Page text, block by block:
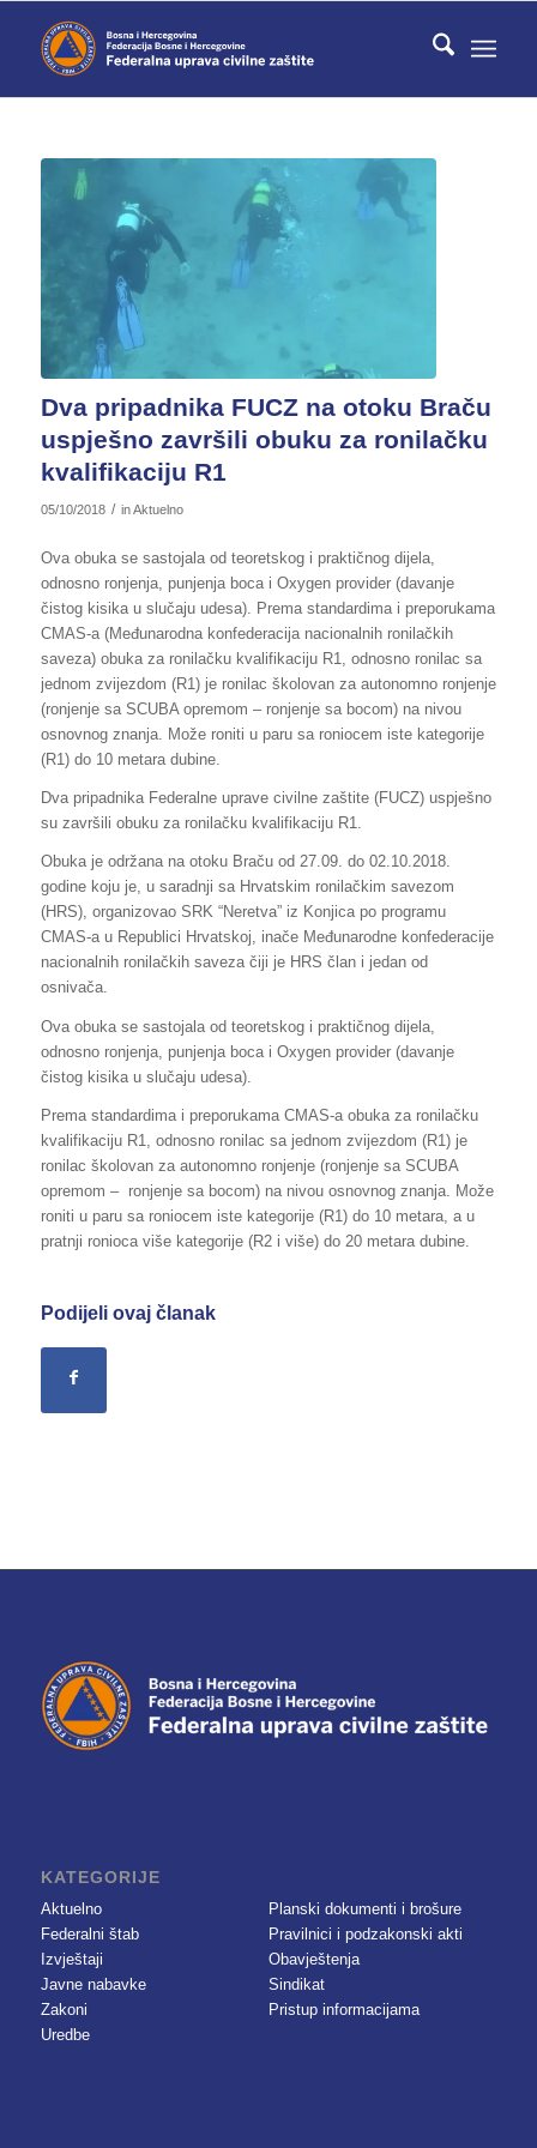
Dva pripadnika FUCZ na otoku Braču
uspješno završili obuku za ronilačku
kvalifikaciju R1
05/10/2018 / inAktuelno
Ova obuka se sastojala od teoretskog i praktičnog dijela,
odnosno ronjenja, punjenja boca i Oxygen provider (davanje
čistog kisika u slučaju udesa). Prema standardima i preporukama
CMAS-a (Međunarodna konfederacija nacionalnih ronilačkih
saveza) obuka za ronilačku kvalifikaciju R1, odnosno ronilac sa
jednom zvijezdom (R1) je ronilac školovan za autonomno ronjenje
(ronjenje sa SCUBA opremom – ronjenje sa bocom) na nivou
osnovnog znanja. Može roniti u paru sa roniocem iste kategorije
(R1) do 10 metara dubine.
Dva pripadnika Federalne uprave civilne zaštite (FUCZ) uspješno
su završili obuku za ronilačku kvalifikaciju R1.
Obuka je održana na otoku Braču od 27.09. do 02.10.2018.
godine koju je, u saradnji sa Hrvatskim ronilačkim savezom
(HRS), organizovao SRK “Neretva” iz Konjica po programu
CMAS-a u Republici Hrvatskoj, inače Međunarodne konfederacije
nacionalnih ronilačkih saveza čiji je HRS član i jedan od
osnivača.
Ova obuka se sastojala od teoretskog i praktičnog dijela,
odnosno ronjenja, punjenja boca i Oxygen provider (davanje
čistog kisika u slučaju udesa).
Prema standardima i preporukama CMAS-a obuka za ronilačku
kvalifikaciju R1, odnosno ronilac sa jednom zvijezdom (R1) je
ronilac školovan za autonomno ronjenje (ronjenje sa SCUBA
opremom – ronjenje sa bocom) na nivou osnovnog znanja. Može
roniti u paru sa roniocem iste kategorije (R1) do 10 metara, a u
pratnji ronioca više kategorije (R2 i više) do 20 metara dubine.
Podijeli ovaj članak
KATEGORIJE
Aktuelno
Federalni štab
Izvještaji
Javne nabavke
Zakoni
Uredbe
Planski dokumenti i brošure
Pravilnici i podzakonski akti
Obavještenja
Sindikat
Pristup informacijama